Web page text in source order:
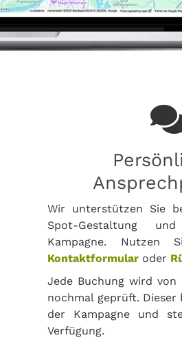
Wir unterstützen Sie
Spot-Gestaltung
Kampagne. Nutzen
Kontaktformular oder
Jede Buchung wird von
nochmal geprüft.
der Kampagne und
Verfügung.